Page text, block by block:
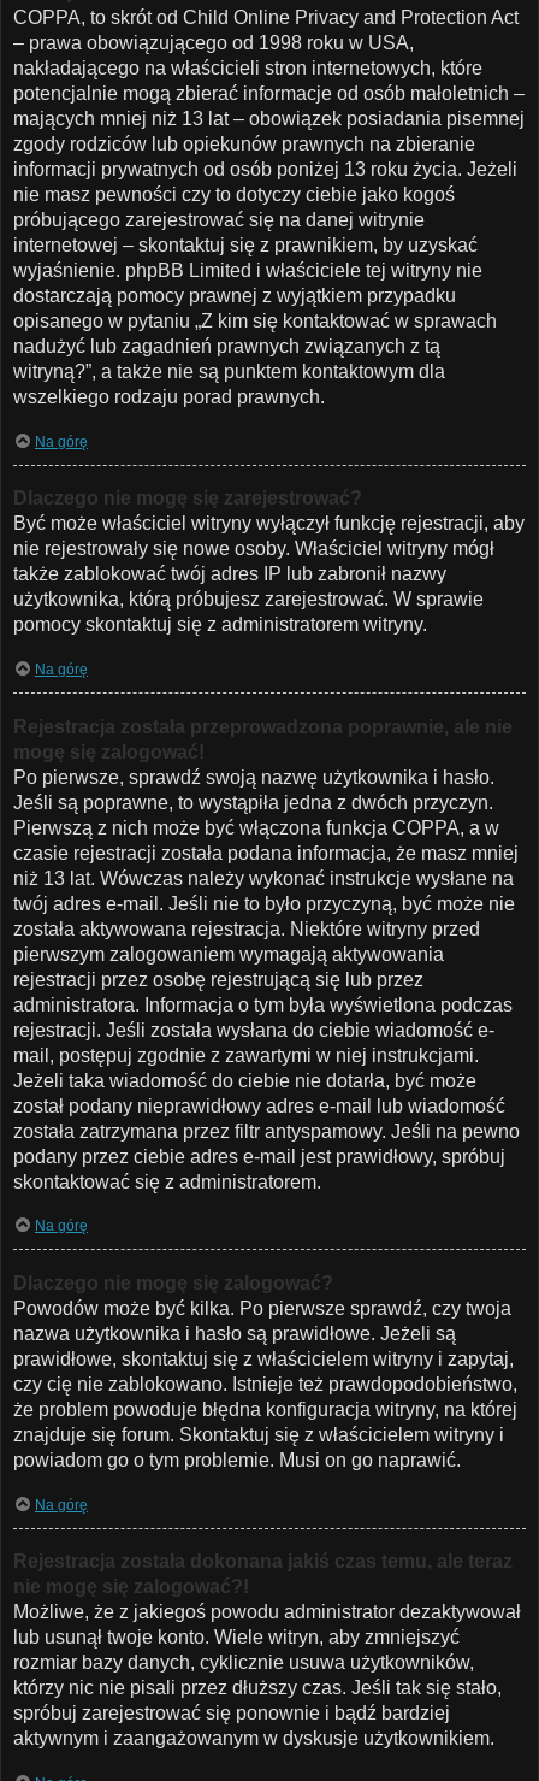
COPPA, to skrót od Child Online Privacy and Protection Act
– prawa obowiązującego od 1998 roku w USA,
nakładającego na właścicieli stron internetowych, które
potencjalnie mogą zbierać informacje od osób małoletnich –
mających mniej niż 13 lat – obowiązek posiadania pisemnej
zgody rodziców lub opiekunów prawnych na zbieranie
informacji prywatnych od osób poniżej 13 roku życia. Jeżeli
nie masz pewności czy to dotyczy ciebie jako kogoś
próbującego zarejestrować się na danej witrynie
internetowej – skontaktuj się z prawnikiem, by uzyskać
wyjaśnienie. phpBB Limited i właściciele tej witryny nie
dostarczają pomocy prawnej z wyjątkiem przypadku
opisanego w pytaniu „Z kim się kontaktować w sprawach
nadużyć lub zagadnień prawnych związanych z tą
witryną?”, a także nie są punktem kontaktowym dla
wszelkiego rodzaju porad prawnych.
Na górę
Dlaczego nie mogę się zarejestrować?
Być może właściciel witryny wyłączył funkcję rejestracji, aby
nie rejestrowały się nowe osoby. Właściciel witryny mógł
także zablokować twój adres IP lub zabronił nazwy
użytkownika, którą próbujesz zarejestrować. W sprawie
pomocy skontaktuj się z administratorem witryny.
Na górę
Rejestracja została przeprowadzona poprawnie, ale nie
mogę się zalogować!
Po pierwsze, sprawdź swoją nazwę użytkownika i hasło.
Jeśli są poprawne, to wystąpiła jedna z dwóch przyczyn.
Pierwszą z nich może być włączona funkcja COPPA, a w
czasie rejestracji została podana informacja, że masz mniej
niż 13 lat. Wówczas należy wykonać instrukcje wysłane na
twój adres e-mail. Jeśli nie to było przyczyną, być może nie
została aktywowana rejestracja. Niektóre witryny przed
pierwszym zalogowaniem wymagają aktywowania
rejestracji przez osobę rejestrującą się lub przez
administratora. Informacja o tym była wyświetlona podczas
rejestracji. Jeśli została wysłana do ciebie wiadomość e-
mail, postępuj zgodnie z zawartymi w niej instrukcjami.
Jeżeli taka wiadomość do ciebie nie dotarła, być może
został podany nieprawidłowy adres e-mail lub wiadomość
została zatrzymana przez filtr antyspamowy. Jeśli na pewno
podany przez ciebie adres e-mail jest prawidłowy, spróbuj
skontaktować się z administratorem.
Na górę
Dlaczego nie mogę się zalogować?
Powodów może być kilka. Po pierwsze sprawdź, czy twoja
nazwa użytkownika i hasło są prawidłowe. Jeżeli są
prawidłowe, skontaktuj się z właścicielem witryny i zapytaj,
czy cię nie zablokowano. Istnieje też prawdopodobieństwo,
że problem powoduje błędna konfiguracja witryny, na której
znajduje się forum. Skontaktuj się z właścicielem witryny i
powiadom go o tym problemie. Musi on go naprawić.
Na górę
Rejestracja została dokonana jakiś czas temu, ale teraz
nie mogę się zalogować?!
Możliwe, że z jakiegoś powodu administrator dezaktywował
lub usunął twoje konto. Wiele witryn, aby zmniejszyć
rozmiar bazy danych, cyklicznie usuwa użytkowników,
którzy nic nie pisali przez dłuższy czas. Jeśli tak się stało,
spróbuj zarejestrować się ponownie i bądź bardziej
aktywnym i zaangażowanym w dyskusje użytkownikiem.